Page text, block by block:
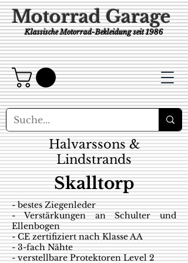
Motorrad Garage
Klassische Motorrad-Bekleidungseit 1986
Halvarssons &
Lindstrands
Skalltorp
- bestes Ziegenleder
- Verstärkungen an Schulter und
Ellenbogen
- CE zertifiziert nach Klasse AA
- 3-fach Nähte
- verstellbare Protektoren Level 2